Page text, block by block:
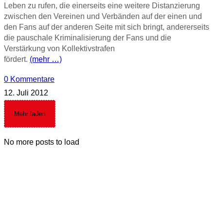
Leben zu rufen, die einerseits eine weitere Distanzierung
zwischen den Vereinen und Verbänden auf der einen und
den Fans auf der anderen Seite mit sich bringt, andererseits
die pauschale Kriminalisierung der Fans und die
Verstärkung von Kollektivstrafen
fördert. (mehr …)
0 Kommentare
12. Juli 2012
Mehr laden
No more posts to load